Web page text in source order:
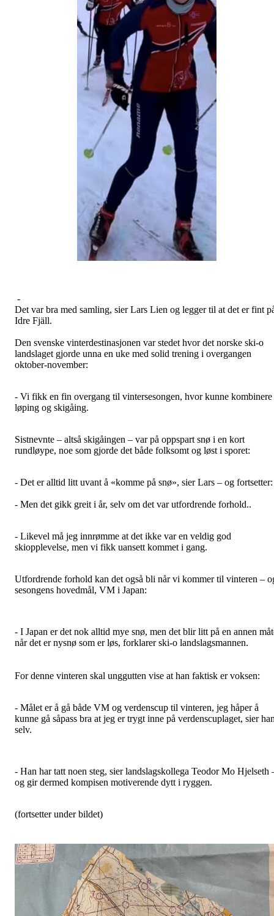
-
Det var bra med samling, sier Lars Lien og legger til at det er fint
Idre Fjäll.
Den svenske vinterdestinasjonen var stedet hvor det norske ski-o
landslaget gjorde unna en uke med solid trening i overgangen
oktober-november:
- Vi fikk en fin overgang til vintersesongen, hvor kunne kombinere
løping og skigåing.
Sistnevnte – altså skigåingen – var på oppspart snø i en kort
rundløype, noe som gjorde det både folksomt og løst i sporet:
- Det er alltid litt uvant å «komme på snø», sier Lars – og fortsetter:
- Men det gikk greit i år, selv om det var utfordrende forhold..
- Likevel må jeg innrømme at det ikke var en veldig god
skiopplevelse, men vi fikk uansett kommet i gang.
Utfordrende forhold kan det også bli når vi kommer til vinteren –
sesongens hovedmål, VM i Japan:
- I Japan er det nok alltid mye snø, men det blir litt på en annen
når det er nysnø som er løs, forklarer ski-o landslagsmannen.
For denne vinteren skal unggutten vise at han faktisk er voksen:
- Målet er å gå både VM og verdenscup til vinteren, jeg håper å
kunne gå såpass bra at jeg er trygt inne på verdenscuplaget, sier
selv.
- Han har tatt noen steg, sier landslagskollega Teodor Mo Hjelseth
og gir dermed kompisen motiverende dytt i ryggen.
(fortsetter under bildet)